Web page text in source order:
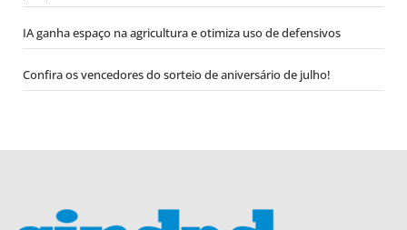
IA ganha espaço na agricultura e otimiza uso de defensivos
Confira os vencedores do sorteio de aniversário de julho!